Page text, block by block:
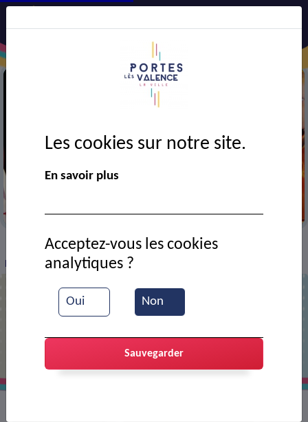
> VIE MUNICIPALE > Ressources documentaires
Présentation du conte musical
Les cookies sur notre site.
En savoir plus
Oui Non
Acceptez-vous les cookies
analytiques ?
Sauvegarder